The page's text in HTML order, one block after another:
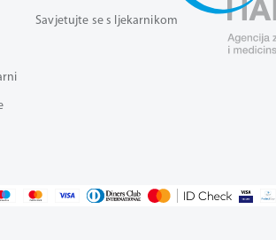
Savjetujte se s ljekarnikom